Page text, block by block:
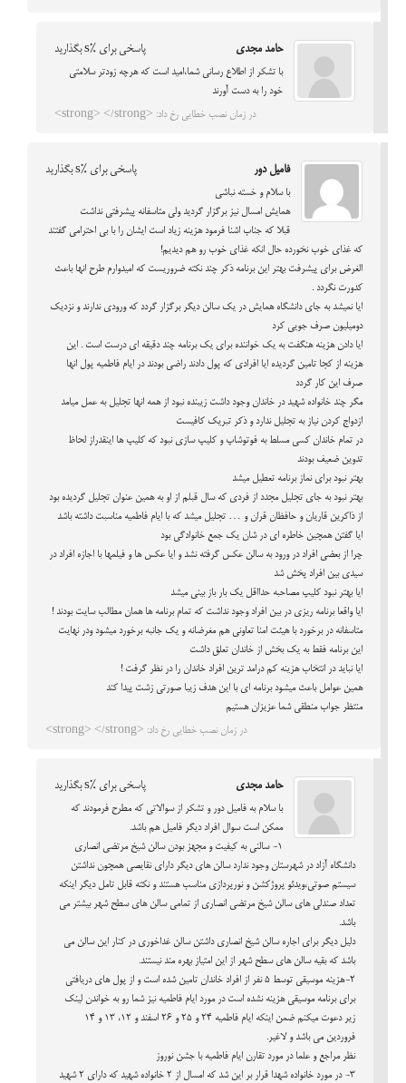
حامد مجدی پاسخی برای %s بگذارید
با تشکر از اطلاع رسانی شما،امید است که هرچه زودتر سلامتی
خود را به دست آورند
در زمان نصب خطایی رخ داد: <strong> </strong>
فامیل دور پاسخی برای %s بگذارید
با سلام و خسته نباشی
همایش امسال نیز برگزار گردید ولی متاسفانه پیشرفتی نداشت
قبلا که جناب اشنا فرمود هزینه زیاد است ایشان را با بی احترامی گفتند
که غذای خوب نخورده حال انکه غذای خوب رو هم دیدیم!
الغرض برای پیشرفت بهتر این برنامه ذکر چند نکته ضروریست که امیدوارم طرح انها باعث
کدورت نگردد .
ایا نمیشد به جای دانشگاه همایش در یک سالن دیگر برگزار گردد که ورودی ندارند و نزدیک
دومیلیون صرف جویی کرد
ایا دادن هزینه هنگفت به یک خواننده برای یک برنامه چند دقیقه ای درست است . این
هزینه از کجا تامین گردیده ایا افرادی که پول دادند راضی بودند در ایام فاطمیه پول انها
صرف این کار گردد
مگر چند خانواده شهید در خاندان وجود داشت زیبنده نبود از همه انها تجلیل به عمل میامد
ازدواج کردن نیاز به تجلیل ندارد و ذکر تبریک کافیست
در تمام خاندان کسی مسلط به فوتوشاپ و کلیپ سازی نبود که کلیپ ها اینقدراز لحاظ
تدوین ضعیف بودند
بهتر نبود برای نماز برنامه تعطیل میشد
بهتر نبود به جای تجلیل مجدد از فردی که سال قبلم از او به همین عنوان تجلیل گردیده بود
از ذاکرین قاریان و حافظان قران و … تجلیل میشد که با ایام فاطمیه مناسبت داشته باشد
ایا گفتن همچین خاطره ای در شان یک جمع خانوادگی بود
چرا از بعضی افراد در ورود به سالن عکس گرفته نشد و ایا عکس ها و فیلمها با اجازه افراد در
سیدی بین افراد پخش شد
ایا بهتر نبود کلیپ مصاحبه حدااقل یک بار باز بینی میشد
ایا واقعا برنامه ریزی در بین افراد وجود نداشت که تمام برنامه ها همان مطالب سایت بودند !
متاسفانه در برخورد با هیئت امنا تعاونی هم مغرضانه و یک جانبه برخورد میشود ودر نهایت
این برنامه فقط به یک بخش از خاندان تعلق داشت
ایا نباید در انتخاب هزینه کم درامد ترین افراد خاندان را در نظر گرفت !
همین عوامل باعث میشود برنامه ای با این هدف زیبا صورتی زشت پیدا کند
منتظر جواب منطقی شما عزیزان هستیم
در زمان نصب خطایی رخ داد: <strong> </strong>
حامد مجدی پاسخی برای %s بگذارید
با سلام به فامیل دور و تشکر از سوالاتی که مطرح فرمودند که
ممکن است سوال افراد دیگر فامیل هم باشد.
1- سالنی به کیفیت و مجهز بودن سالن شیخ مرتضی انصاری
دانشگاه آزاد در شهرستان وجود ندارد سالن های دیگر دارای نقایصی همچون نداشتن
سیستم صوتی،ویدئو پروژکشن و نورپردازی مناسب هستند و نکته قابل تامل دیگر اینکه
تعداد صندلی های سالن شیخ مرتضی انصاری از تمامی سالن های سطح شهر بیشتر می
باشد.
دلیل دیگر برای اجاره سالن شیخ انصاری داشتن سالن غداخوری در کنار این سالن می
باشد که بقیه سالن های سطح شهر از این امتیاز بهره مند نیستند.
2-هزینه موسیقی توسط 5 نفر از افراد خاندان تامین شده است و از پول های دریافتی
برای برنامه موسیقی هزینه نشده است در مورد ایام فاطمیه نیز شما رو به خواندن لینک
زیر دعوت میکنم ضمن اینکه ایام فاطمیه 24 و 25 و 26 اسفند و 12، 13 و 14
فروردین می باشد و لاغیر.
نظر مراجع و علما در مورد تقارن ایام فاطمیه با جشن نوروز
3- در مورد خانواده شهدا قرار بر این شد که امسال از 2 خانواده شهید که دارای 2 شهید